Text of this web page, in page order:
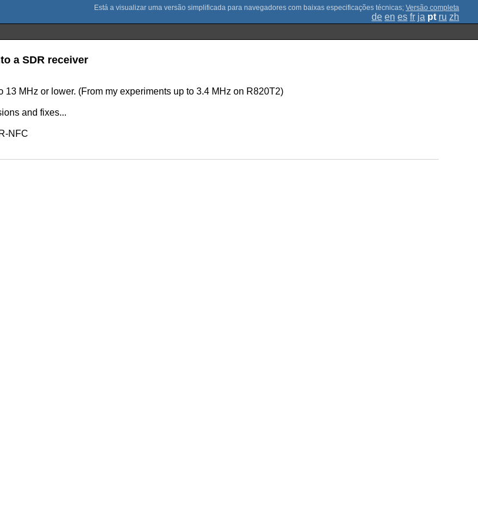
; Versão completa
de en es fr ja pt ru zh
a SDR receiver
MHz or lower. (From my experiments up to 3.4 MHz on R820T2)
and fixes...
NFC